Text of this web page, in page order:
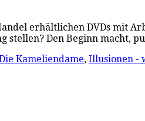
erhältlichen DVDs mit
stellen? Den Beginn macht,
Kameliendame, Illusionen -